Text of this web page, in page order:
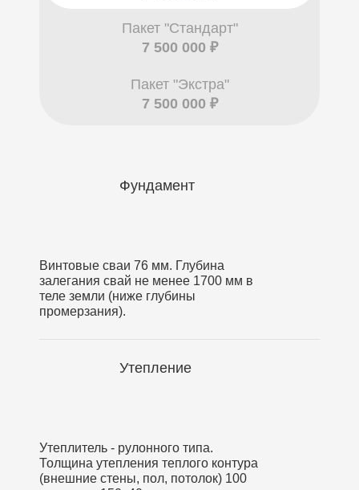
Пакет "Стандарт"
7 500 000 ₽
Пакет "Экстра"
7 500 000 ₽
Фундамент
Винтовые сваи 76 мм. Глубина
залегания свай не менее 1700 мм в
теле земли (ниже глубины
промерзания).
Утепление
Утеплитель - рулонного типа.
Толщина утепления теплого контура
(внешние стены, пол, потолок) 100